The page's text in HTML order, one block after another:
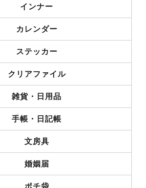
インナー
カレンダー
ステッカー
クリアファイル
雑貨・日用品
手帳・日記帳
文房具
婚姻届
ポチ袋